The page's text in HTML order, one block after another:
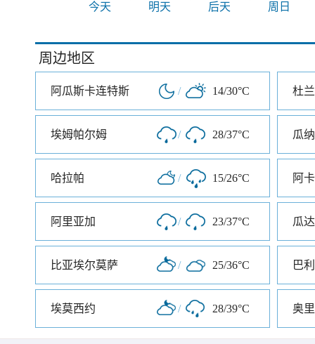
今天 明天 后天 周日
周边地区
阿瓜斯卡连特斯 / 14/30°C 杜
埃姆帕尔姆 / 28/37°C 瓜
哈拉帕 / 15/26°C 阿
阿里亚加 / 23/37°C 瓜
比亚埃尔莫萨 / 25/36°C 巴
埃莫西约 / 28/39°C 奥